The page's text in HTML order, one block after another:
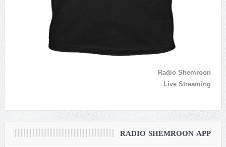
Radio Shemroon
Live Streaming
RADIO SHEMROON APP